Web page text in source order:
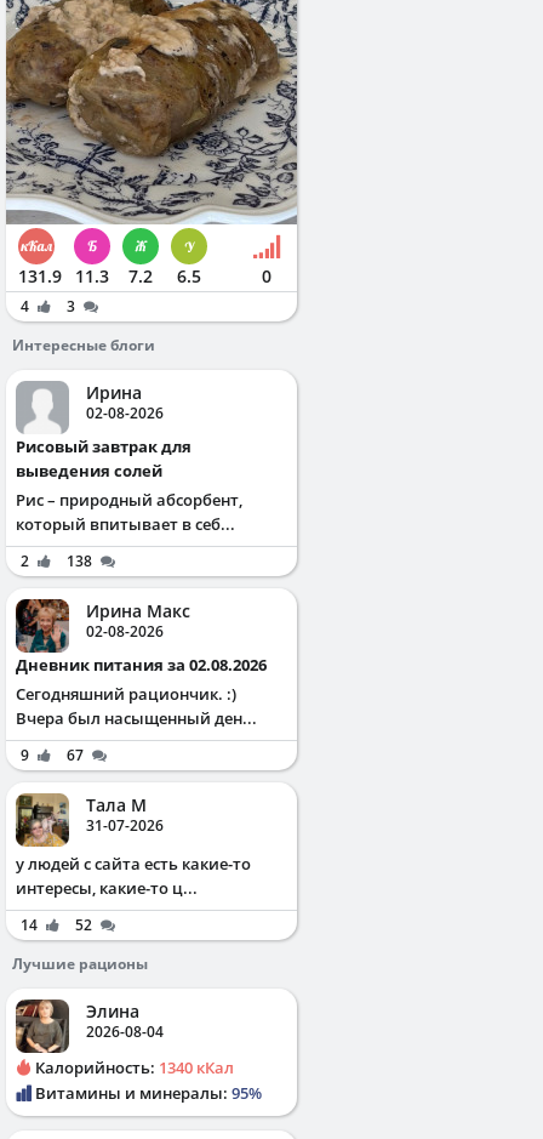
131.9 11.3 7.2 6.5 0
4
3
Интересные блоги
Ирина
02-08-2026
Рисовый завтрак для
выведения солей
Рис – природный абсорбент,
который впитывает в себ...
2 138
Ирина Макс
02-08-2026
Дневник питания за 02.08.2026
Сегодняшний рациончик. :)
Вчера был насыщенный ден...
9 67
Тала М
31-07-2026
у людей с сайта есть какие-то
интересы, какие-то ц...
14
52
Лучшие рационы
Элина
2026-08-04
Калорийность: 1340 кКал
Витамины и минералы: 95%